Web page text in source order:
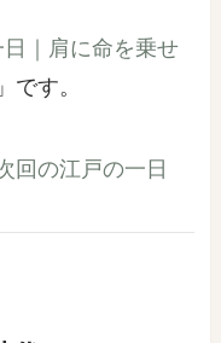
｜肩に命を乗せ
」です。
回の江戸の一日